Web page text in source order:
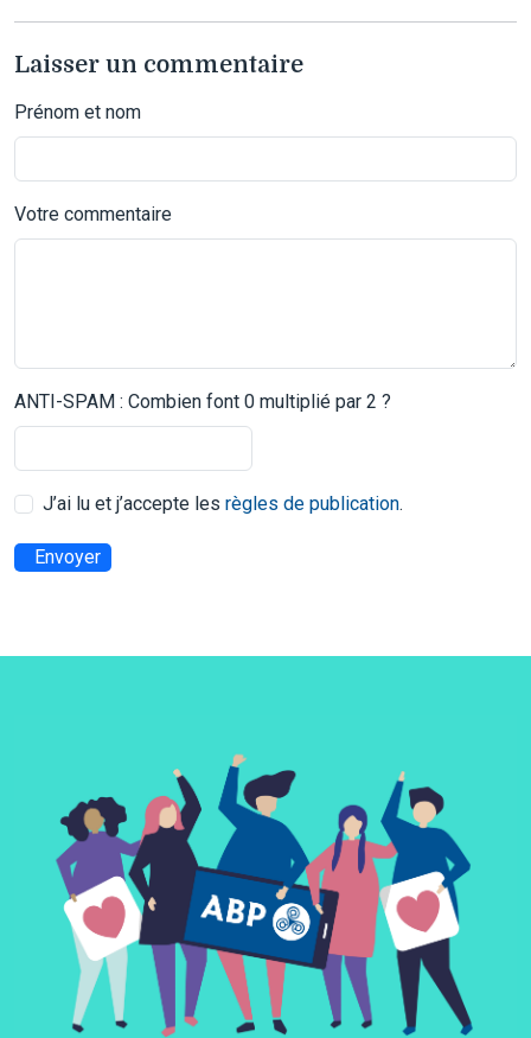
Laisser un commentaire
Prénom et nom
Votre commentaire
ANTI-SPAM : Combien font 0 multiplié par 2 ?
J’ai lu et j’accepte les règles de publication.
Envoyer